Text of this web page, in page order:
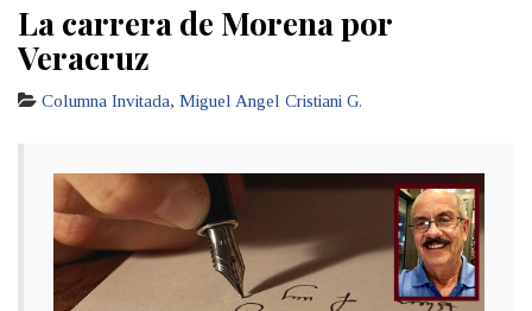
La carrera de Morena por
Veracruz
Columna Invitada, Miguel Angel Cristiani G.